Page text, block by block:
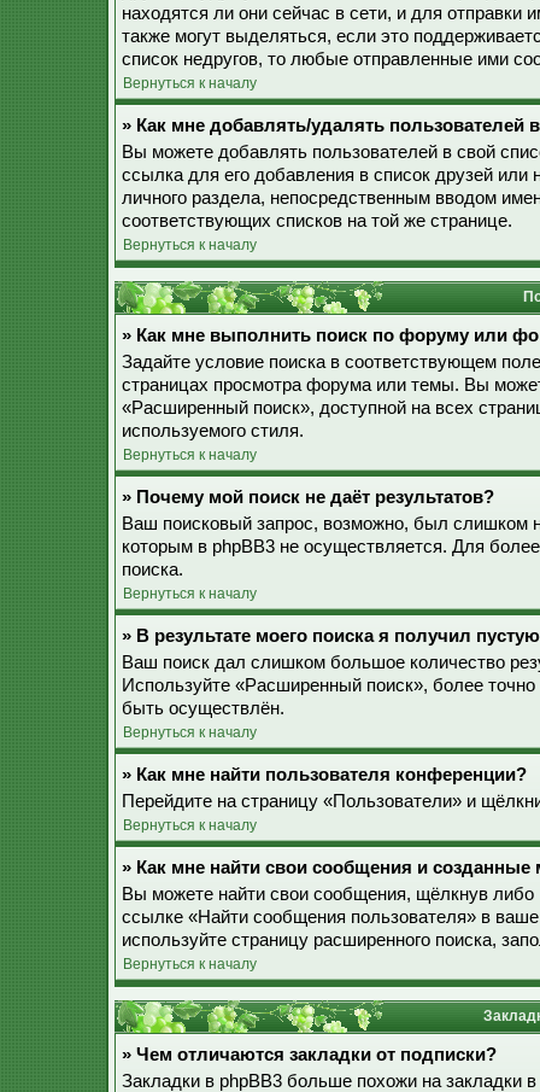
находятся ли они сейчас в сети, и для
также могут выделяться, если это
список недругов, то любые отправленные ими
Вернуться к началу
» Как мне добавлять/удалять пользователей
Вы можете добавлять пользователей в свой
ссылка для его добавления в список друзей или
личного раздела, непосредственным вводом
соответствующих списков на той же странице.
Вернуться к началу
» Как мне выполнить поиск по форуму или
Задайте условие поиска в соответствующем
страницах просмотра форума или темы. Вы
«Расширенный поиск», доступной на всех
используемого стиля.
Вернуться к началу
» Почему мой поиск не даёт результатов?
Ваш поисковый запрос, возможно, был слишком
которым в phpBB3 не осуществляется. Для
поиска.
Вернуться к началу
» В результате моего поиска я получил
Ваш поиск дал слишком большое количество
Используйте «Расширенный поиск», более
быть осуществлён.
Вернуться к началу
» Как мне найти пользователя конференции?
Перейдите на страницу «Пользователи» и
Вернуться к началу
» Как мне найти свои сообщения и
Вы можете найти свои сообщения, щёлкнув
ссылке «Найти сообщения пользователя» в
используйте страницу расширенного поиска,
Вернуться к началу
» Чем отличаются закладки от подписки?
Закладки в phpBB3 больше похожи на